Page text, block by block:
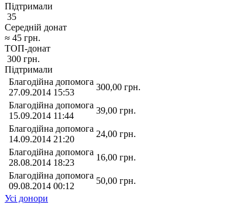
Підтримали
35
Середній донат
≈ 45 грн.
ТОП-донат
300 грн.
Підтримали
Благодійна допомога
27.09.2014 15:53
300,00 грн.
Благодійна допомога
15.09.2014 11:44
39,00 грн.
Благодійна допомога
14.09.2014 21:20
24,00 грн.
Благодійна допомога
28.08.2014 18:23
16,00 грн.
Благодійна допомога
09.08.2014 00:12
50,00 грн.
Усі донори